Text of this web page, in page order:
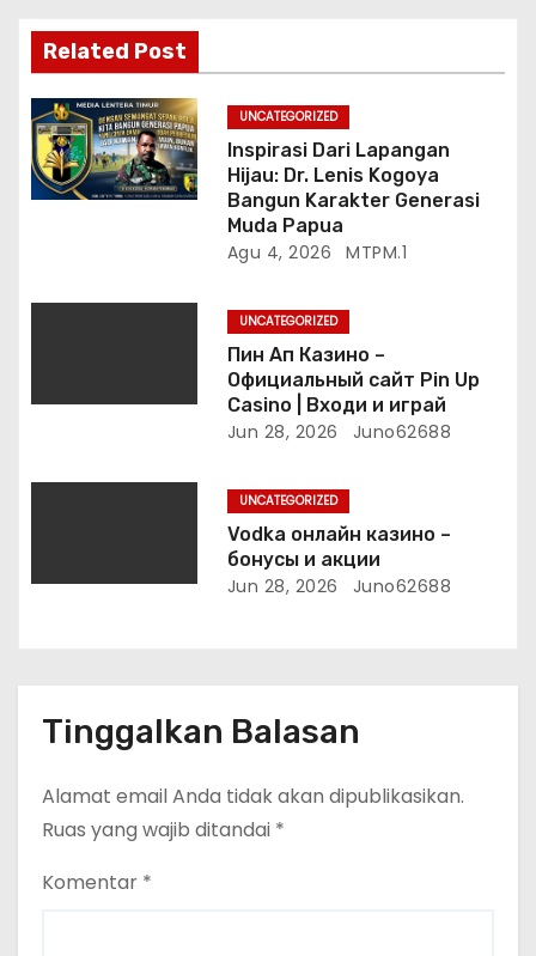
o
sRelated Post
UNCATEGORIZED
Inspirasi Dari Lapangan
Hijau: Dr. Lenis Kogoya
Bangun Karakter Generasi
Muda Papua
Agu 4, 2026 MTPM.1
UNCATEGORIZED
Пин Ап Казино –
Официальный сайт Pin Up
Casino | Входи и играй
Jun 28, 2026 Juno62688
UNCATEGORIZED
Vodka онлайн казино –
бонусы и акции
Jun 28, 2026 Juno62688
Tinggalkan Balasan
Alamat email Anda tidak akan dipublikasikan.
Ruas yang wajib ditandai *
Komentar *